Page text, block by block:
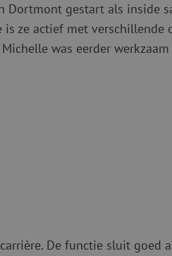
Glasvezel
Lasapparatuur
Dortmont gestart als inside
ze actief met verschillende
was eerder
De functie sluit goed